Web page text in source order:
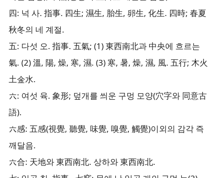
四: 넉 사. 指事. 四生; 濕生, 胎生, 卵生, 化生. 四時; 春夏
秋冬의 네 계절.
五: 다섯 오. 指事. 五氣; (1) 東西南北과 中央에 흐르는
氣. (2) 溫, 陽, 燥, 寒, 濕. (3) 寒, 暑, 燥, 濕, 風. 五行; 木火
土金水.
六: 여섯 육. 象形; 덮개를 씌운 구멍 모양(穴字와 同意古
語).
六感: 五感(視覺, 聽覺, 味覺, 嗅覺, 觸覺)이외의 감각 즉
깨달음.
六合: 天地와 東西南北. 상하와 東西南北.